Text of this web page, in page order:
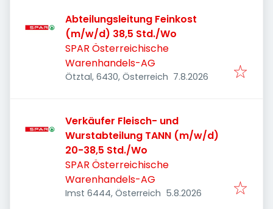
Abteilungsleitung Feinkost
(m/w/d) 38,5 Std./Wo
SPAR Österreichische
Warenhandels-AG
Ötztal, 6430, Österreich Veröffentlicht
7.8.2026
Verkäufer Fleisch- und
Wurstabteilung TANN (m/w/d)
20-38,5 Std./Wo
SPAR Österreichische
Warenhandels-AG
Imst 6444, Österreich Veröffentlicht
5.8.2026